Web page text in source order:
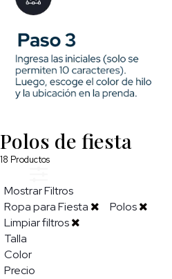
Polos de fiesta
18 Productos
Mostrar Filtros
Ropa para Fiesta
Polos
Limpiar filtros
Talla
Color
Precio